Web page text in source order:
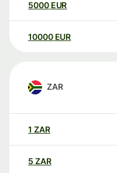
5000 EUR
10000 EUR
ZAR
1 ZAR
5 ZAR